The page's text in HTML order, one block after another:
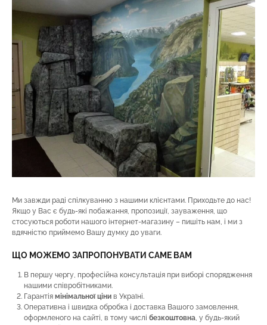
Ми завжди раді спілкуванню з нашими клієнтами. Приходьте до нас!
Якщо у Вас є будь-які побажання, пропозиції, зауваження, що
стосуються роботи нашого інтернет-магазину – пишіть нам, і ми з
вдячністю приймемо Вашу думку до уваги.
ЩО МОЖЕМО ЗАПРОПОНУВАТИ САМЕ ВАМ
В першу чергу, професійна консультація при виборі спорядження
нашими співробітниками.
Гарантія мінімальної ціни в Україні.
Оперативна і швидка обробка і доставка Вашого замовлення,
оформленого на сайті, в тому числі безкоштовна, у будь-який